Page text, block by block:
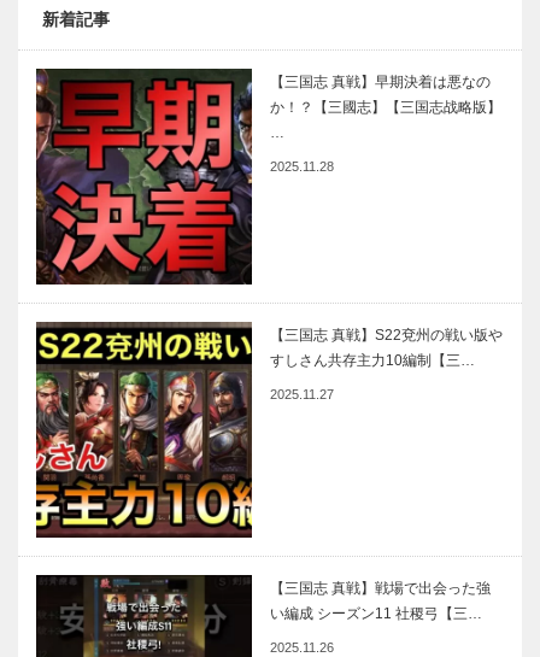
新着記事
【三国志 真戦】早期決着は悪なの
か！？【三國志】【三国志战略版】
…
2025.11.28
【三国志 真戦】S22兗州の戦い版や
すしさん共存主力10編制【三…
2025.11.27
【三国志 真戦】戦場で出会った強
い編成 シーズン11 社稷弓【三…
2025.11.26